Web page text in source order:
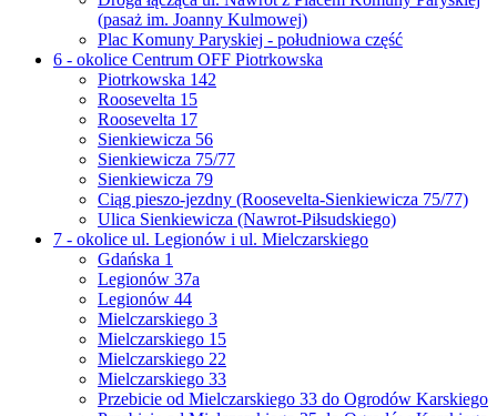
(pasaż im. Joanny Kulmowej)
Plac Komuny Paryskiej - południowa część
6 - okolice Centrum OFF Piotrkowska
Piotrkowska 142
Roosevelta 15
Roosevelta 17
Sienkiewicza 56
Sienkiewicza 75/77
Sienkiewicza 79
Ciąg pieszo-jezdny (Roosevelta-Sienkiewicza 75/77)
Ulica Sienkiewicza (Nawrot-Piłsudskiego)
7 - okolice ul. Legionów i ul. Mielczarskiego
Gdańska 1
Legionów 37a
Legionów 44
Mielczarskiego 3
Mielczarskiego 15
Mielczarskiego 22
Mielczarskiego 33
Przebicie od Mielczarskiego 33 do Ogrodów Karskiego